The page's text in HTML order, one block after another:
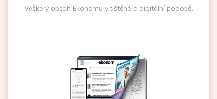
Veškerý obsah Ekonomu v tištěné a digitální podobě.